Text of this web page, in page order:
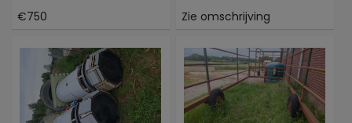
€750
Zie omschrijving